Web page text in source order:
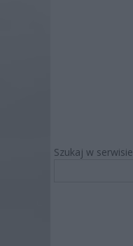
Szukaj w serwisie